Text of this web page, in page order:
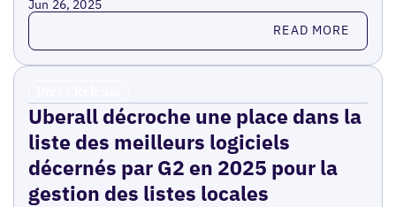
Jun 26, 2025
Read more READ MORE
Uberall décroche une place dans la
liste des meilleurs logiciels
décernés par G2 en 2025 pour la
gestion des listes locales